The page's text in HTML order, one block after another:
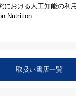
における人工知能の利用
Nutrition
取扱い書店一覧